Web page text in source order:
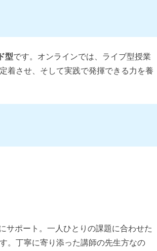
型です。オンラインでは、ライブ型授業
着させ、そして実践で発揮できる力を養
サポート。一人ひとりの課題に合わせた
。丁寧に寄り添った講師の先生方なの